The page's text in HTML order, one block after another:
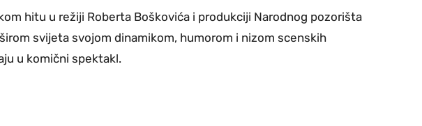
hitu u režiji Roberta Boškovića i produkciji Narodnog pozorišta
svijeta svojom dinamikom, humorom i nizom scenskih
u komični spektakl.